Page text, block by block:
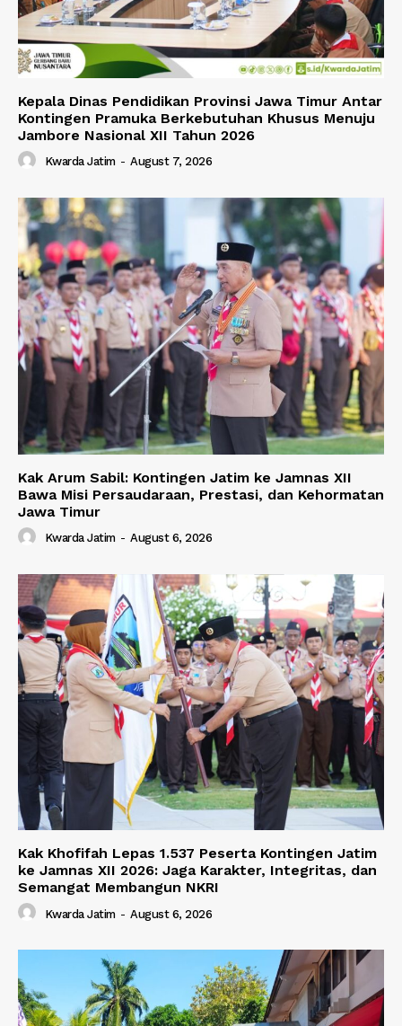
Kepala Dinas Pendidikan Provinsi Jawa Timur Antar
Kontingen Pramuka Berkebutuhan Khusus Menuju
Jambore Nasional XII Tahun 2026
Kwarda Jatim - August 7, 2026
Kak Arum Sabil: Kontingen Jatim ke Jamnas XII
Bawa Misi Persaudaraan, Prestasi, dan Kehormatan
Jawa Timur
Kwarda Jatim - August 6, 2026
Kak Khofifah Lepas 1.537 Peserta Kontingen Jatim
ke Jamnas XII 2026: Jaga Karakter, Integritas, dan
Semangat Membangun NKRI
Kwarda Jatim - August 6, 2026